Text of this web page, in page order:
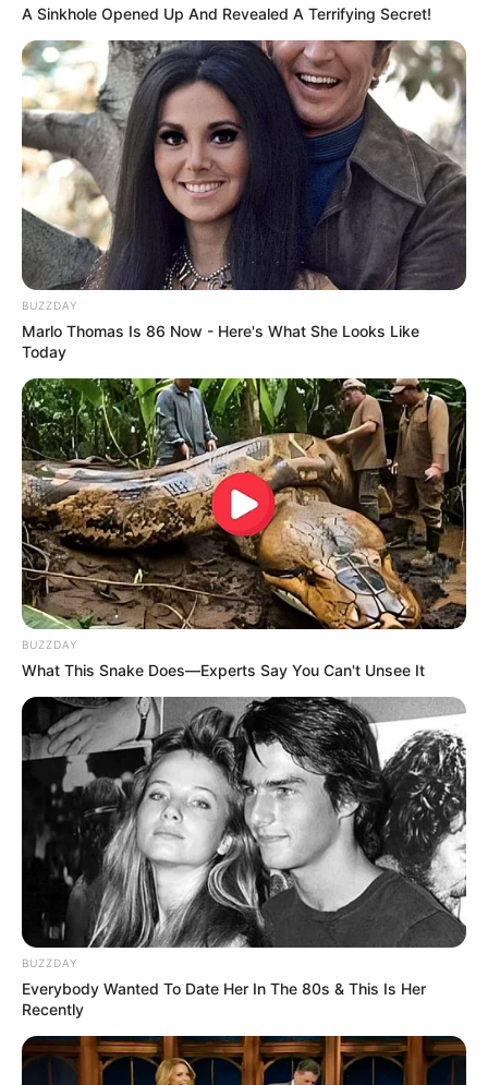
guianoivaonline
guianoivaonline
A Sinkhole Opened Up And Revealed A Terrifying Secret!
BUZZDAY
Marlo Thomas Is 86 Now - Here's What She Looks Like
Today
BUZZDAY
What This Snake Does—Experts Say You Can't Unsee It
BUZZDAY
Everybody Wanted To Date Her In The 80s & This Is Her
Recently